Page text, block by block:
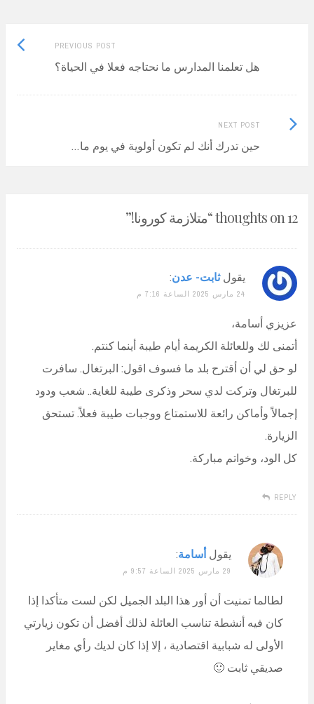
navigation
PREVIOUS POST
Previous
هل تعلمنا المدارس ما نحتاجه فعلا في الحياة؟
NEXT POST
حين تدرك أنك لم تكون أولوية في يوم ما…
Next
Post:
12 thoughts on “ متلازمة كورونا!”
يقول ثابت- عدن:
24 مارس 2025 الساعة 7:16 م
عزيزي أسامة،
أتمنى لك وللعائلة الكريمة أيام طيبة أينما كنتم.
لو حق لي أن أقترح بلد ما فسوف اقول: البرتغال. سافرت
للبرتغال وتركت لدي سحر وذكرى طيبة للغاية.. شعب ودود
إجمالاً وأماكن رائعة للاستمتاع ووجبات طيبة فعلاً. تستحق
الزيارة.
كل الود، وخواتم مباركة.
REPLY
يقول أسامة:
29 مارس 2025 الساعة 9:57 م
لطالما تمنيت أن أور هذا البلد الجميل لكن لست متأكدا إذا
كان فيه أنشطة تناسب العائلة لذلك أفضل أن تكون زيارتي
الأولى له شبابية اقتصادية ، إلا إذا كان لديك رأي مغاير
صديقي ثابت 🙂